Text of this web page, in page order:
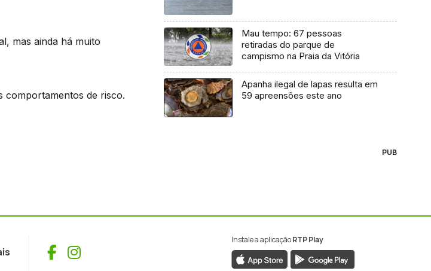
mas ainda há muito
comportamentos de risco.
Mau tempo: 67 pessoas
retiradas do parque de
campismo na Praia da Vitória
Apanha ilegal de lapas resulta em
59 apreensões este ano
PUB
Facebook
Instagram
Instale a aplicaçãoRTP Play